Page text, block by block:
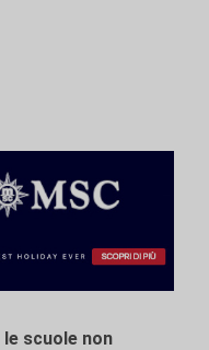
le scuole non